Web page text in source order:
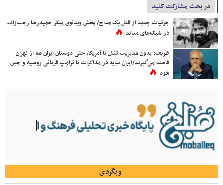
در بحث مشارکت کنید
جزئیات جدید از قتل یک مداح/ پخش ویدئوی پیکر حمیدرضا رجب‌زاده
در شبکه‌های معاند
ظریف: بدون مدیریت تنش با آمریکا، حتی دوستان ایران هم از تهران
فاصله می‌گیرند/ایران نباید در مذاکرات با ترامپ قربانی روسیه و چین
شود
وبگردی